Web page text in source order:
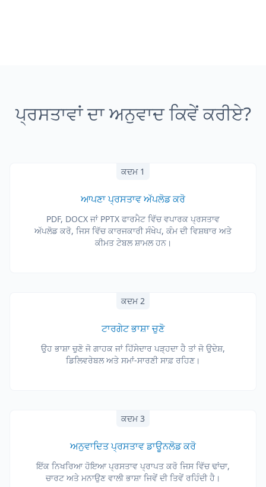
ਪ੍ਰਸਤਾਵਾਂ ਦਾ ਅਨੁਵਾਦ ਕਿਵੇਂ ਕਰੀਏ?
ਕਦਮ 1
ਆਪਣਾ ਪ੍ਰਸਤਾਵ ਅੱਪਲੋਡ ਕਰੋ
PDF, DOCX ਜਾਂ PPTX ਫਾਰਮੈਟ ਵਿੱਚ ਵਪਾਰਕ ਪ੍ਰਸਤਾਵ
ਅੱਪਲੋਡ ਕਰੋ, ਜਿਸ ਵਿੱਚ ਕਾਰਜਕਾਰੀ ਸੰਖੇਪ, ਕੰਮ ਦੀ ਵਿਸ਼ਥਾਰ ਅਤੇ
ਕੀਮਤ ਟੇਬਲ ਸ਼ਾਮਲ ਹਨ।
ਕਦਮ 2
ਟਾਰਗੇਟ ਭਾਸ਼ਾ ਚੁਣੋ
ਉਹ ਭਾਸ਼ਾ ਚੁਣੋ ਜੋ ਗਾਹਕ ਜਾਂ ਹਿੱਸੇਦਾਰ ਪੜ੍ਹਦਾ ਹੈ ਤਾਂ ਜੋ ਉਦੇਸ਼,
ਡਿਲਿਵਰੇਬਲ ਅਤੇ ਸਮਾਂ-ਸਾਰਣੀ ਸਾਫ਼ ਰਹਿਣ।
ਕਦਮ 3
ਅਨੁਵਾਦਿਤ ਪ੍ਰਸਤਾਵ ਡਾਊਨਲੋਡ ਕਰੋ
ਇੱਕ ਨਿਖਰਿਆ ਹੋਇਆ ਪ੍ਰਸਤਾਵ ਪ੍ਰਾਪਤ ਕਰੋ ਜਿਸ ਵਿੱਚ ਢਾਂਚਾ,
ਚਾਰਟ ਅਤੇ ਮਨਾਉਣ ਵਾਲੀ ਭਾਸ਼ਾ ਜਿਵੇਂ ਦੀ ਤਿਵੇਂ ਰਹਿੰਦੀ ਹੈ।